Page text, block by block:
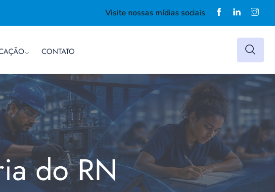
Visite nossas mídias sociais
CONTATO
do RN